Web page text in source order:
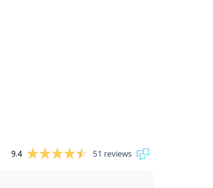
9.4 51 reviews